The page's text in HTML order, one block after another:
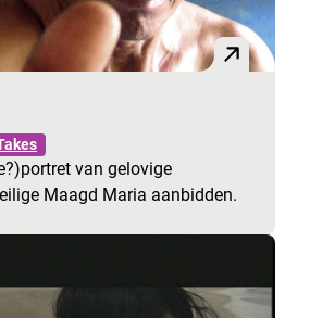
van gelovige
Maagd Maria aanbidden.